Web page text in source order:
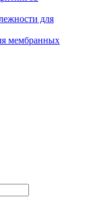
для
мембранных